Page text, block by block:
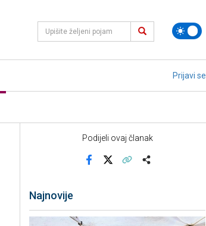
Prijavi se
Podijeli ovaj članak
Najnovije